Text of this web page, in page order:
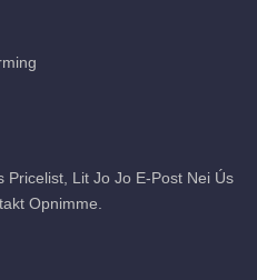
Lit Jo Jo E-Post Nei Ús
Opnimme.